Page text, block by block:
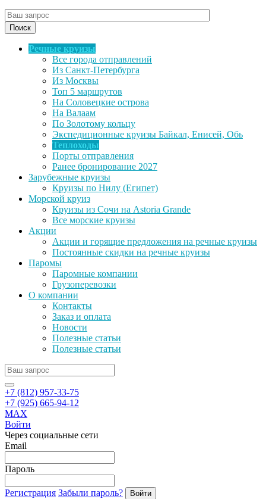
Поиск
Речные круизы
Все города отправлений
Из Санкт-Петербурга
Из Москвы
Топ 5 маршрутов
На Соловецкие острова
На Валаам
По Золотому кольцу
Экспедиционные круизы Байкал, Енисей, Обь
Теплоходы
Порты отправления
Ранее бронирование 2027
Зарубежные круизы
Круизы по Нилу (Египет)
Морской круиз
Круизы из Сочи на Astoria Grande
Все морские круизы
Акции
Акции и горящие предложения на речные круизы
Постоянные скидки на речные круизы
Паромы
Паромные компании
Грузоперевозки
О компании
Контакты
Заказ и оплата
Новости
Полезные статьи
Полезные статьи
+7 (812) 957-33-75
+7 (925) 665-94-12
MAX
Войти
Через социальные сети
Email
Пароль
Регистрация Забыли пароль? Войти